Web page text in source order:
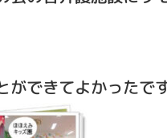
ができてよかったで